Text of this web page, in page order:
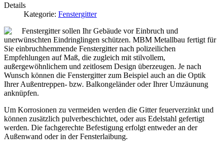
Details
Kategorie: Fenstergitter
Fenstergitter sollen Ihr Gebäude vor Einbruch und
unerwünschten Eindringlingen schützen. MBM Metallbau fertigt für
Sie einbruchhemmende Fenstergitter nach polizeilichen
Empfehlungen auf Maß, die zugleich mit stilvollem,
außergewöhnlichem und zeitlosem Design überzeugen. Je nach
Wunsch können die Fenstergitter zum Beispiel auch an die Optik
Ihrer Außentreppen- bzw. Balkongeländer oder Ihrer Umzäunung
anknüpfen.
Um Korrosionen zu vermeiden werden die Gitter feuerverzinkt und
können zusätzlich pulverbeschichtet, oder aus Edelstahl gefertigt
werden. Die fachgerechte Befestigung erfolgt entweder an der
Außenwand oder in der Fensterlaibung.